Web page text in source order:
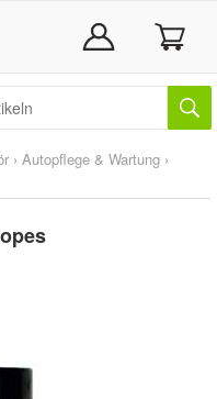
› Autopflege & Wartung ›